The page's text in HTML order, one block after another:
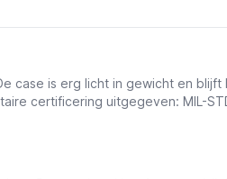
case is erg licht in gewicht en
certificering uitgegeven: MIL-